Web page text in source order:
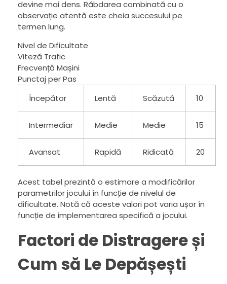
devine mai dens. Răbdarea combinată cu o
observație atentă este cheia succesului pe
termen lung.
Nivel de Dificultate
Viteză Trafic
Frecvență Mașini
Punctaj per Pas
Începător
Lentă Scăzută 10
Intermediar Medie Medie 15
Avansat Rapidă Ridicată 20
Acest tabel prezintă o estimare a modificărilor
parametrilor jocului în funcție de nivelul de
dificultate. Notă că aceste valori pot varia ușor în
funcție de implementarea specifică a jocului.
Factori de Distragere și
Cum să Le Depășești